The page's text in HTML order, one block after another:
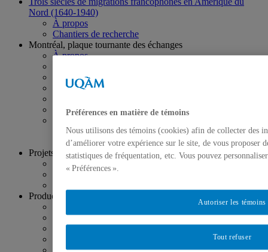
Nord (1640-1940)
À propos
Chantiers de recherche
Montréal, plaque tournante des échanges
À propos
Cochercheurs
Collaborateurs
Comité aviseur
Thématiques
Numériques
Projets de recherche
Projets en cours
Projets terminés
Production scientifique
Organisation d’événements
Communications
Bilan des réalisations
Préférences en matière de témoins
Nous utilisons des témoins (cookies) afin de collecter des
d’améliorer votre expérience sur le site, de vous proposer
statistiques de fréquentation, etc. Vous pouvez
« Préférences ».
Tout refuser
Autoriser les témoins